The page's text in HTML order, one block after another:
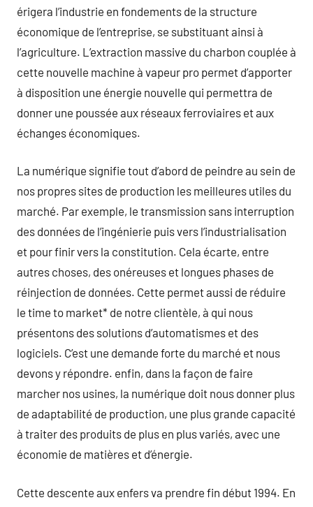
érigera l’industrie en fondements de la structure
économique de l’entreprise, se substituant ainsi à
l’agriculture. L’extraction massive du charbon couplée à
cette nouvelle machine à vapeur pro permet d’apporter
à disposition une énergie nouvelle qui permettra de
donner une poussée aux réseaux ferroviaires et aux
échanges économiques.
La numérique signifie tout d’abord de peindre au sein de
nos propres sites de production les meilleures utiles du
marché. Par exemple, le transmission sans interruption
des données de l’ingénierie puis vers l’industrialisation
et pour finir vers la constitution. Cela écarte, entre
autres choses, des onéreuses et longues phases de
réinjection de données. Cette permet aussi de réduire
le time to market* de notre clientèle, à qui nous
présentons des solutions d’automatismes et des
logiciels. C’est une demande forte du marché et nous
devons y répondre. enfin, dans la façon de faire
marcher nos usines, la numérique doit nous donner plus
de adaptabilité de production, une plus grande capacité
à traiter des produits de plus en plus variés, avec une
économie de matières et d’énergie.
Cette descente aux enfers va prendre fin début 1994. En